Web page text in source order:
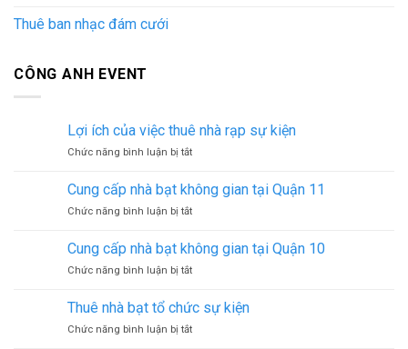
Thuê ban nhạc đám cưới
CÔNG ANH EVENT
Lợi ích của việc thuê nhà rạp sự kiện
Chức năng bình luận bị tắtở
ích
của
việc
nhà
sự
Cung cấp nhà bạt không gian tại Quận 11
Chức năng bình luận bị tắtở
cấp
nhà
bạt
gian
Quận
Cung cấp nhà bạt không gian tại Quận 10
Chức năng bình luận bị tắtở
nhà
bạt
Thuê nhà bạt tổ chức sự kiện
Chức năng bình luận bị tắtở